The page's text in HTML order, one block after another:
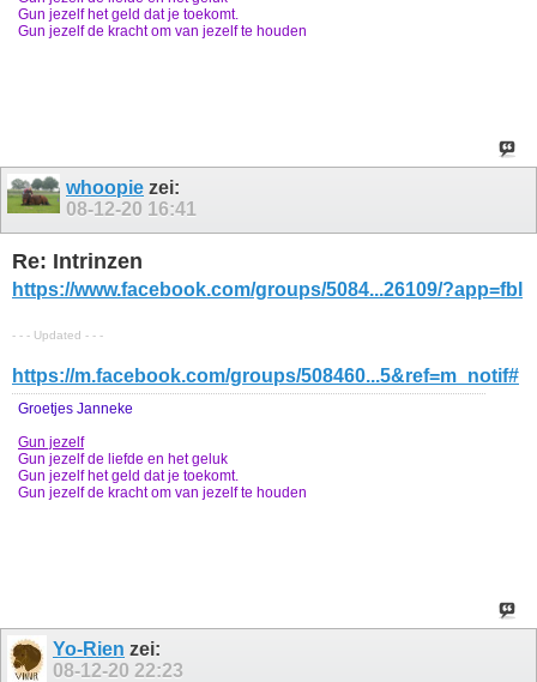
Gun jezelf het geld dat je toekomt.
Gun jezelf de kracht om van jezelf te houden
whoopie zei:
08-12-20 16:41
Re: Intrinzen
https://www.facebook.com/groups/5084...26109/?app=fbl
- - - Updated - - -
https://m.facebook.com/groups/508460...5&ref=m_notif#
Groetjes Janneke
Gun jezelf
Gun jezelf de liefde en het geluk
Gun jezelf het geld dat je toekomt.
Gun jezelf de kracht om van jezelf te houden
Yo-Rien zei:
08-12-20 22:23